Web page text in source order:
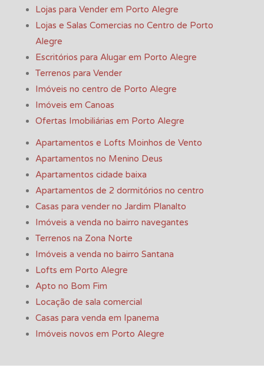
Lojas para Vender em Porto Alegre
Lojas e Salas Comercias no Centro de Porto
Alegre
Escritórios para Alugar em Porto Alegre
Terrenos para Vender
Imóveis no centro de Porto Alegre
Imóveis em Canoas
Ofertas Imobiliárias em Porto Alegre
Apartamentos e Lofts Moinhos de Vento
Apartamentos no Menino Deus
Apartamentos cidade baixa
Apartamentos de 2 dormitórios no centro
Casas para vender no Jardim Planalto
Imóveis a venda no bairro navegantes
Terrenos na Zona Norte
Imóveis a venda no bairro Santana
Lofts em Porto Alegre
Apto no Bom Fim
Locação de sala comercial
Casas para venda em Ipanema
Imóveis novos em Porto Alegre